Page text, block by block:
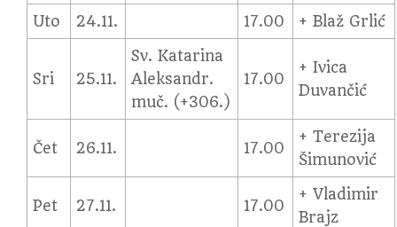
Uto
24.11. 17.00 + Blaž Grlić
Sri 25.11.
Sv. Katarina
Aleksandr.
muč. (+306.)
17.00
+ Ivica
Duvančić
Čet 26.11. 17.00
+ Terezija
Šimunović
Pet 27.11. 17.00
+ Vladimir
Brajz